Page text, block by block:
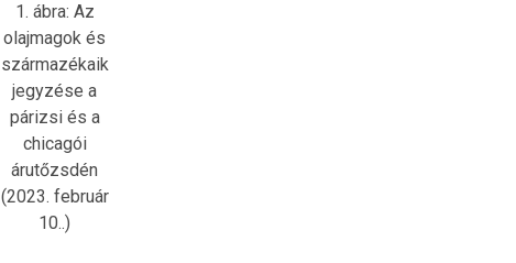
1. ábra: Az
olajmagok és
származékaik
jegyzése a
párizsi és a
chicagói
árutőzsdén
(2023. február
10..)